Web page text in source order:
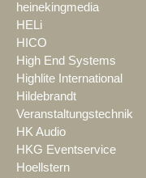
heinekingmedia
HELi
HICO
High End Systems
Highlite International
Hildebrandt
Veranstaltungstechnik
HK Audio
HKG Eventservice
Hoellstern